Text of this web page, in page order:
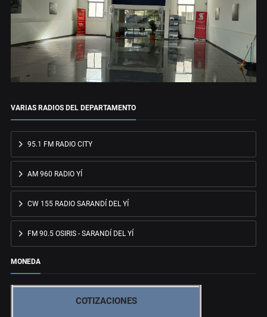
VARIAS RADIOS DEL DEPARTAMENTO
95.1 FM RADIO CITY
AM 960 RADIO YÍ
CW 155 RADIO SARANDÍ DEL YÍ
FM 90.5 OSIRIS - SARANDÍ DEL YÍ
MONEDA
COTIZACIONES